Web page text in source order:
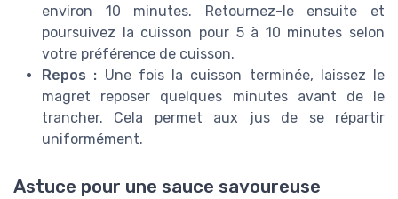
environ 10 minutes. Retournez-le ensuite et
poursuivez la cuisson pour 5 à 10 minutes selon
votre préférence de cuisson.
Repos : Une fois la cuisson terminée, laissez le
magret reposer quelques minutes avant de le
trancher. Cela permet aux jus de se répartir
uniformément.
Astuce pour une sauce savoureuse